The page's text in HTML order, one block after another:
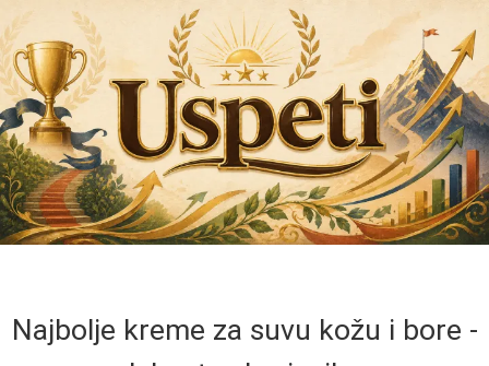
Najbolje kreme za suvu kožu i bore -